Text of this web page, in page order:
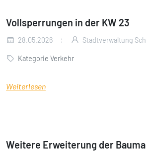
Vollsperrungen in der KW 23
28.05.2026 Stadtverwaltung
Kategorie Verkehr
Weiterlesen
Weitere Erweiterung der